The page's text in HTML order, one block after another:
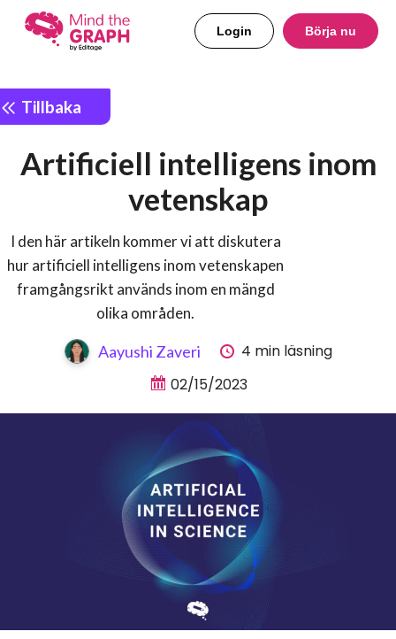
Login Börja nu
Tillbaka
Artificiell intelligens inom
vetenskap
I den här artikeln kommer vi att diskutera
hur artificiell intelligens inom vetenskapen
framgångsrikt används inom en mängd
olika områden.
Aayushi Zaveri
4 min läsning
02/15/2023